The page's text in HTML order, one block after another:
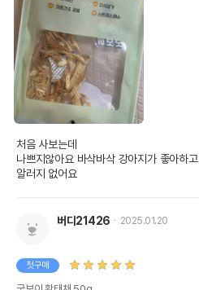
처음 사보는데
나쁘지않아요 바삭바삭 강아지가 좋아하고
알러지 없어요
버디21426 2025.01.20
첫구매